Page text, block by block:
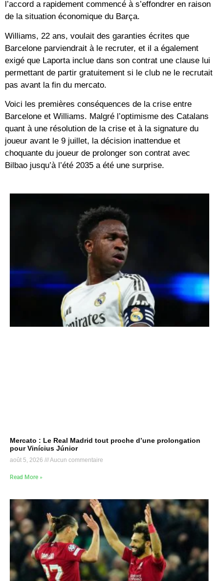
l’accord a rapidement commencé à s’effondrer en raison
de la situation économique du Barça.
Williams, 22 ans, voulait des garanties écrites que
Barcelone parviendrait à le recruter, et il a également
exigé que Laporta inclue dans son contrat une clause lui
permettant de partir gratuitement si le club ne le recrutait
pas avant la fin du mercato.
Voici les premières conséquences de la crise entre
Barcelone et Williams. Malgré l’optimisme des Catalans
quant à une résolution de la crise et à la signature du
joueur avant le 9 juillet, la décision inattendue et
choquante du joueur de prolonger son contrat avec
Bilbao jusqu’à l’été 2035 a été une surprise.
Mercato : Le Real Madrid tout proche d’une prolongation
pour Vinícius Júnior
août 5, 2026 Aucun commentaire
Read More »